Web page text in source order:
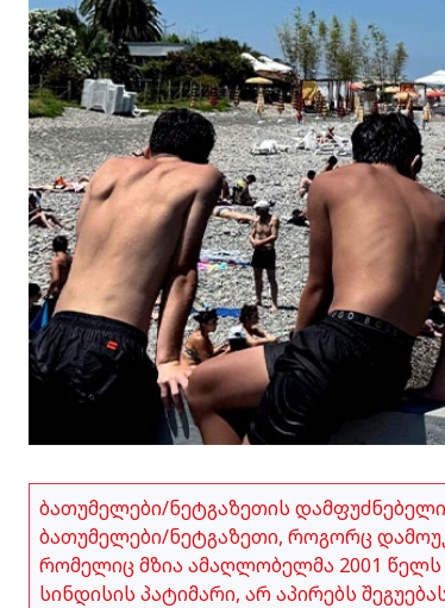
ბათუმელები/ნეტგაზეთის
ბათუმელები/ნეტგაზეთი, როგორც
რომელიც მზია ამაღლობელმა 2001 წელს
სინდისის პატიმარი, არ აპირებს